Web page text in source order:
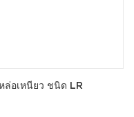
ล่อเหนียว ชนิด LR